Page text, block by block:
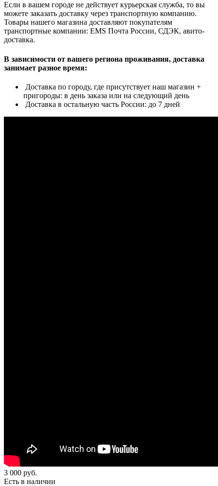
Если в вашем городе не действует курьерская служба, то вы
можете заказать доставку через транспортную компанию.
Товары нашего магазина доставляют покупателям
транспортные компании: EMS Почта России, СДЭК, авито-
доставка.
В зависимости от вашего региона проживания, доставка
занимает разное время:
Доставка по городу, где присутствует наш магазин +
пригороды: в день заказа или на следующий день
Доставка в остальную часть России: до 7 дней
3 000 руб.
Есть в наличии